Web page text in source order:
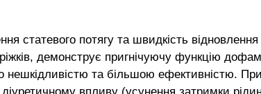
потягу та швидкість відновлення
демонструє пригнічуючу функцію
нешкідливістю та більшою ефективністю.
впливу (усунення затримки